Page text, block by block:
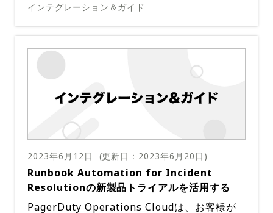
んの一部に過ぎません。
非常に重要です。他のセキュリティーモデルが
ビジネスシーンの大部分を支配する一方で、セ
頭しているのが、ゼロトラストです。
PagerDuty Runbook AutomationとPagerD
チャーを最近リリースしたことで、私たちは、
組織が現代のエンタープライズ向けにゼロトラ
ストのセキュリティーアーキテクチャーを実装
し、その中で成長するのを支援する理想的なパ
ートナーとして位置付けられています。
い。
ゼロトラストセキュリティーとは？
ゼロトラストセキュリティーは、場所に関係な
存在しないと想定することで、従来の境界ベー
ルです。リソースへのアクセスを許可する前
に、ID、デバイス、ネットワークトラフィッ
クの継続的な検証と妥当性確認を重視します。
多要素認証、きめ細かなアクセス制御、暗号
従来の境界ベースのセキュリティーパラダイム
を転換し、「誰も信用しない」アプローチを採
用することで、ゼロトラストセキュリティー
は、最新の自動化イニシアチブとシームレスに
出典:https://www.microsoft.com/en-
us/security/business/zero-trust
インテグレーション＆ガイド
2023年6月12日 (更新日： 2023年6月20日 )
Runbook Automation for Incident
Resolutionの新製品トライアルを活用する
PagerDuty Operations Cloudは、お客様が